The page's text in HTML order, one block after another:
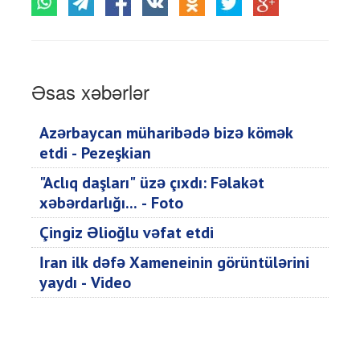
Əsas xəbərlər
Azərbaycan müharibədə bizə kömək
etdi - Pezeşkian
"Aclıq daşları" üzə çıxdı: Fəlakət
xəbərdarlığı... - Foto
Çingiz Əlioğlu vəfat etdi
İran ilk dəfə Xameneinin görüntülərini
yaydı - Video